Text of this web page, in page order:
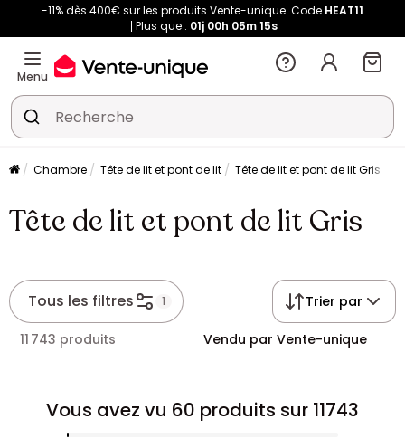
-11% dès 400€ sur les produits Vente-unique. Code HEAT11
Plus que : 01j 00h 05m15s
Menu
Chambre Tête de lit et pont de lit Tête de lit et pont de lit Gris
Tête de lit et pont de lit Gris
Tous les filtres 1 Trier par
11 743 produits Vendu par Vente-unique
Vous avez vu 60 produits sur 11743